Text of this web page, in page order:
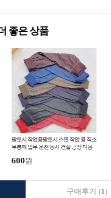
좋은 상품
팔토시 작업용팔토시 스판 작업 용 직조
무봉제 업무 운전 농사 건설 공장 다용
600원
구매후기 (1)